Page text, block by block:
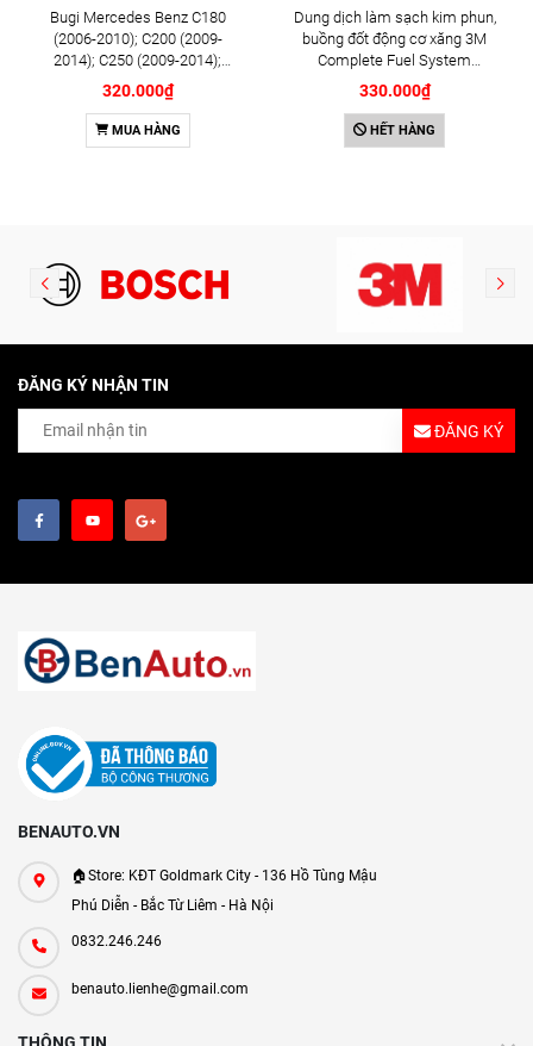
Bugi Mercedes Benz C180
(2006-2010); C200 (2009-
2014); C250 (2009-2014);
E250 (2009-2013); G500
(2008-2015); GL450 (2006-
2012), S500 (2005-2011);
SLK200 (2011-2015) chính
320.000₫
MUA HÀNG
Dung dịch làm sạch kim phun,
buồng đốt động cơ xăng 3M
Complete Fuel System
Cleaner 473ml (08813)
330.000₫
HẾT HÀNG
ĐĂNG KÝ NHẬN TIN
ĐĂNG KÝ
BENAUTO.VN
🏠Store: KĐT Goldmark City - 136 Hồ Tùng Mậu
Phú Diễn - Bắc Từ Liêm - Hà Nội
0832.246.246
benauto.lienhe@gmail.com